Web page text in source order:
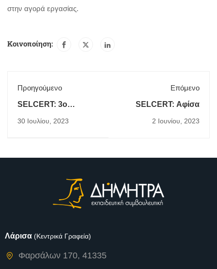
στην αγορά εργασίας.
Κοινοποίηση:
Προηγούμενο
SELCERT: 3ο
30 Ιουλίου, 2023
Επόμενο
SELCERT: Αφίσα
2 Ιουνίου, 2023
Λάρισα (Κεντρικά Γραφεία)
Φαρσάλων 170, 41335